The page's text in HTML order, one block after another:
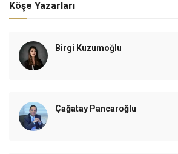
Köşe Yazarları
Birgi Kuzumoğlu
Çağatay Pancaroğlu